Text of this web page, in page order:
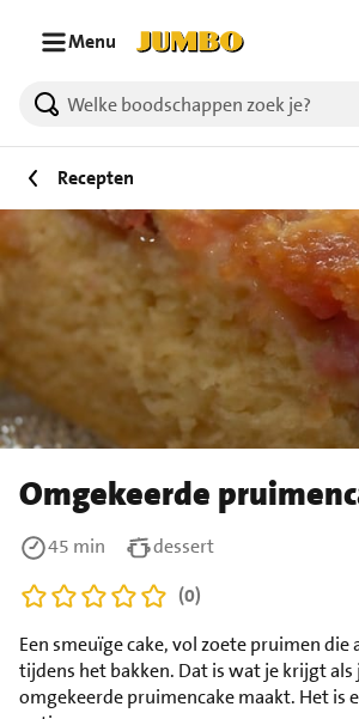
Menu
Recepten
Omgekeerde
Een smeuïge cake, vol zoete pruimen die
tijdens het bakken. Dat is wat je krijgt als
omgekeerde pruimencake maakt. Het is
45 min
dessert
(0)